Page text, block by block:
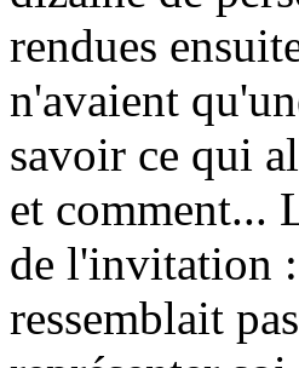
rendues
n'avaient
savoir ce qui
et comment...
de l'invitation
ressemblait